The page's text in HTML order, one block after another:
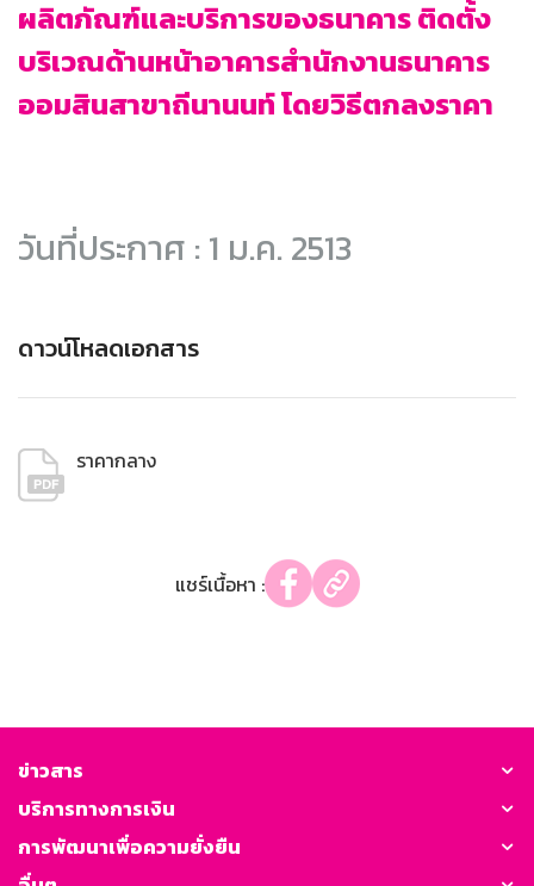
ผลิตภัณฑ์และบริการของธนาคาร ติดตั้ง
บริเวณด้านหน้าอาคารสำนักงานธนาคาร
ออมสินสาขาถีนานนท์ โดยวิธีตกลงราคา
วันที่ประกาศ : 1 ม.ค. 2513
ดาวน์โหลดเอกสาร
ราคากลาง
แชร์เนื้อหา :
ข่าวสาร
บริการทางการเงิน
การพัฒนาเพื่อความยั่งยืน